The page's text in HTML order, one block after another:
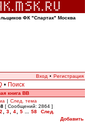
ФК "Спартак" Москва
Вход • Регистрация
• Поиск
книга ВВ
| След. тема
[ Сообщений: 2864 ]
2 3 4 5 58
След.
Добавить